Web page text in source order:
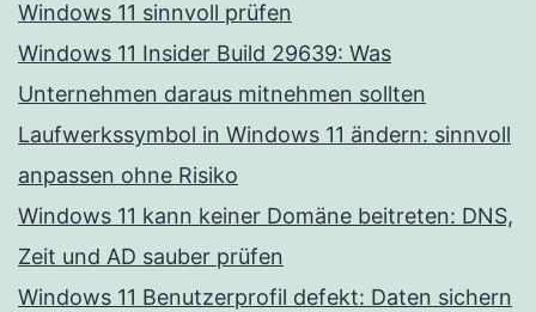
Windows 11 sinnvoll prüfen
Windows 11 Insider Build 29639: Was
Unternehmen daraus mitnehmen sollten
Laufwerkssymbol in Windows 11 ändern: sinnvoll
anpassen ohne Risiko
Windows 11 kann keiner Domäne beitreten: DNS,
Zeit und AD sauber prüfen
Windows 11 Benutzerprofil defekt: Daten sichern